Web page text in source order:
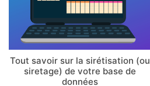
Tout savoir sur la sirétisation (ou
siretage) de votre base de
données